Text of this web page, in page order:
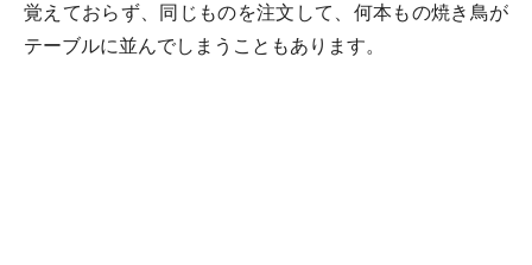
覚えておらず、同じものを注文して、何本もの焼き鳥が
テーブルに並んでしまうこともあります。